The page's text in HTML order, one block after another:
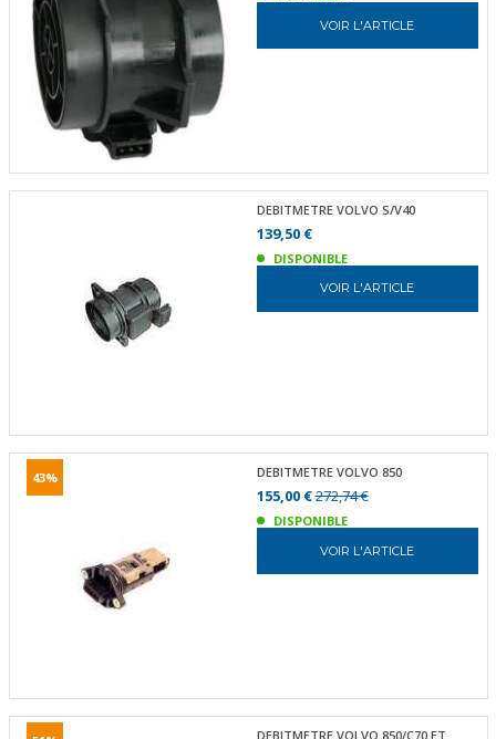
VOIR L'ARTICLE
DEBITMETRE VOLVO S/V40
139,50 €
DISPONIBLE
VOIR L'ARTICLE
43% DEBITMETRE VOLVO 850
155,00 €272,74 €
DISPONIBLE
VOIR L'ARTICLE
DEBITMETRE VOLVO 850/C70 ET